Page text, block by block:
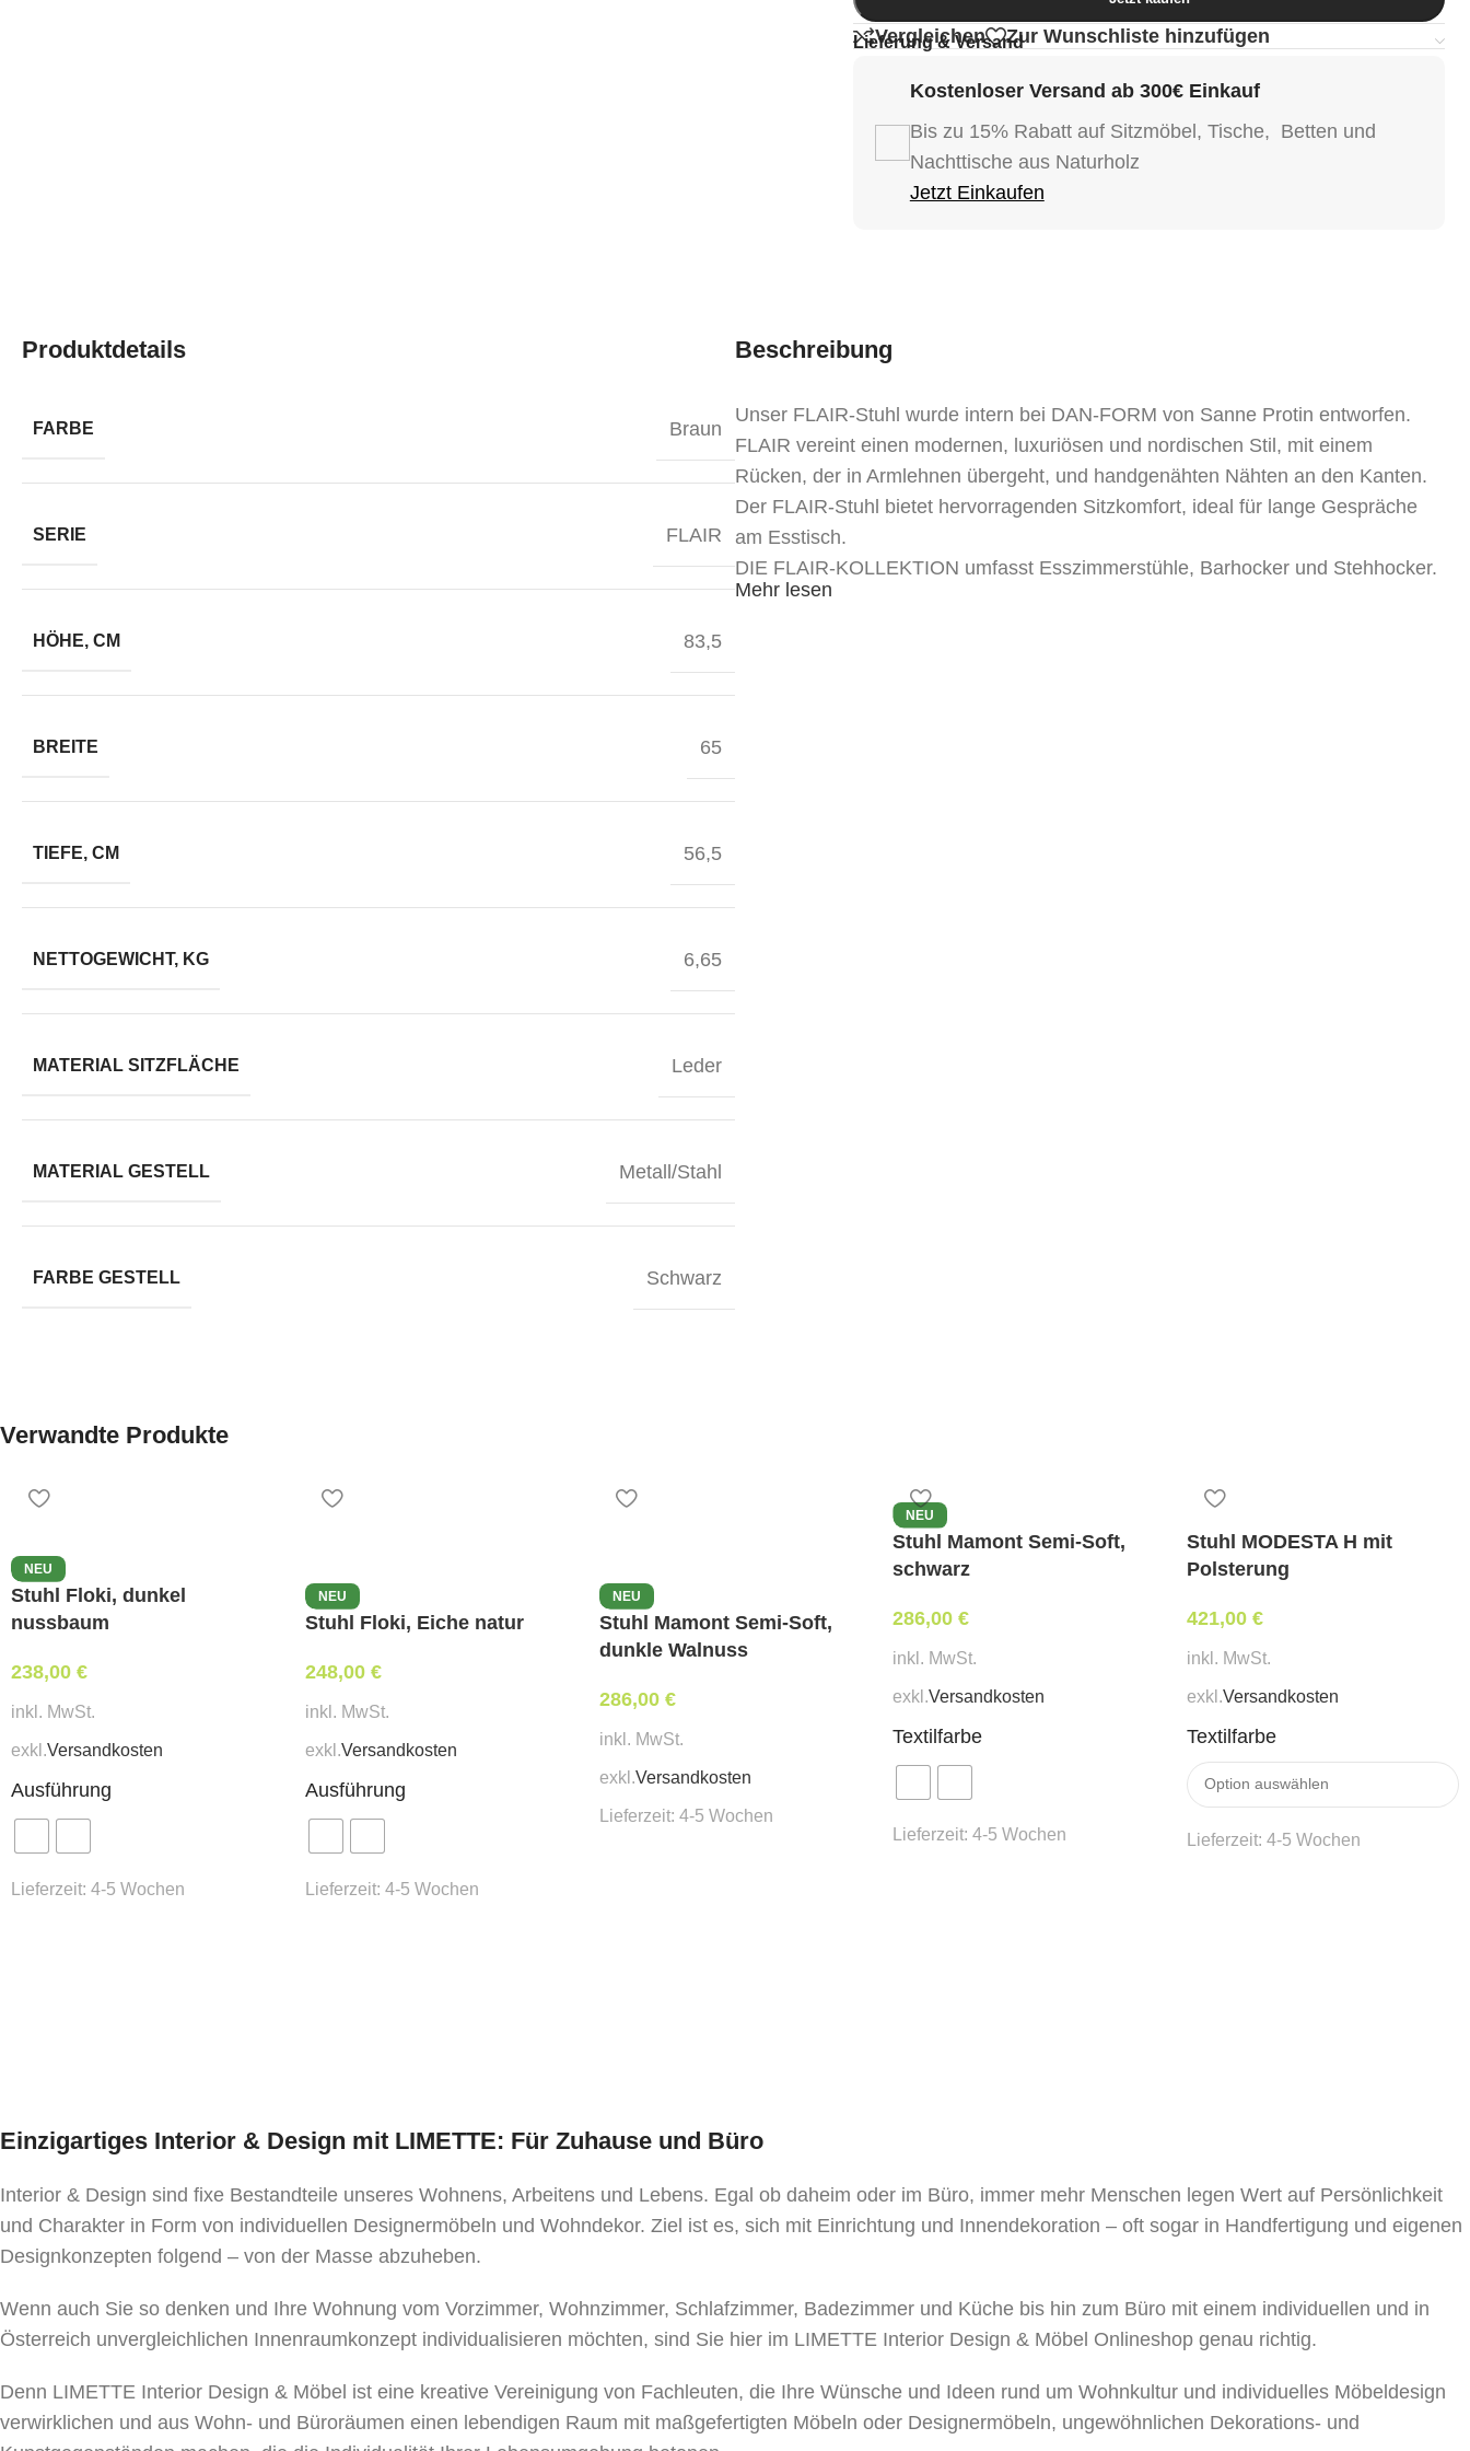
Vergleichen Zur Wunschliste hinzufügen
Lieferung & Versand
Kostenloser Versand ab 300€ Einkauf
Bis zu 15% Rabatt auf Sitzmöbel, Tische, Betten und
Nachttische aus Naturholz
Jetzt Einkaufen
Produktdetails
FARBE Braun
SERIE FLAIR
HÖHE, CM 83,5
BREITE 65
TIEFE, CM 56,5
NETTOGEWICHT, KG 6,65
MATERIAL SITZFLÄCHE Leder
MATERIAL GESTELL Metall/Stahl
FARBE GESTELL Schwarz
Beschreibung
Unser FLAIR-Stuhl wurde intern bei DAN-FORM von Sanne Protin entworfen.
FLAIR vereint einen modernen, luxuriösen und nordischen Stil, mit einem
Rücken, der in Armlehnen übergeht, und handgenähten Nähten an den Kanten.
Der FLAIR-Stuhl bietet hervorragenden Sitzkomfort, ideal für lange Gespräche
am Esstisch.
DIE FLAIR-KOLLEKTION umfasst Esszimmerstühle, Barhocker und Stehhocker.
Mehr lesen
Verwandte Produkte
NEU
Stuhl Floki, dunkel
nussbaum
238,00 €
inkl. MwSt.
exkl.Versandkosten
Ausführung
Lieferzeit: 4-5 Wochen
NEU
Stuhl Floki, Eiche natur
248,00 €
inkl. MwSt.
exkl.Versandkosten
Ausführung
Lieferzeit: 4-5 Wochen
NEU
Stuhl Mamont Semi-Soft,
dunkle Walnuss
286,00 €
inkl. MwSt.
exkl.Versandkosten
Lieferzeit: 4-5 Wochen
NEU
Stuhl Mamont Semi-Soft,
schwarz
286,00€
inkl. MwSt.
exkl.Versandkosten
Textilfarbe
Lieferzeit:4-5 Wochen
Stuhl MODESTA H mit
Polsterung
421,00€
inkl. MwSt.
exkl.Versandkosten
Textilfarbe
Lieferzeit:4-5 Wochen
Einzigartiges Interior & Design mit LIMETTE: Für Zuhause und Büro
Interior & Design sind fixe Bestandteile unseres Wohnens, Arbeitens und Lebens. Egal ob daheim oder im Büro, immer mehr Menschen legen Wert auf Persönlichkeit
und Charakter in Form von individuellen Designermöbeln und Wohndekor. Ziel ist es, sich mit Einrichtung und Innendekoration – oft sogar in Handfertigung und eigenen
Designkonzepten folgend – von der Masse abzuheben.
Wenn auch Sie so denken und Ihre Wohnung vom Vorzimmer, Wohnzimmer, Schlafzimmer, Badezimmer und Küche bis hin zum Büro mit einem individuellen und in
Österreich unvergleichlichen Innenraumkonzept individualisieren möchten, sind Sie hier im LIMETTE Interior Design & Möbel Onlineshop genau richtig.
Denn LIMETTE Interior Design & Möbel ist eine kreative Vereinigung von Fachleuten, die Ihre Wünsche und Ideen rund um Wohnkultur und individuelles Möbeldesign
verwirklichen und aus Wohn- und Büroräumen einen lebendigen Raum mit maßgefertigten Möbeln oder Designermöbeln, ungewöhnlichen Dekorations- und